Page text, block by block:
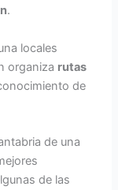
.
locales
organiza rutas
de
de una
de las